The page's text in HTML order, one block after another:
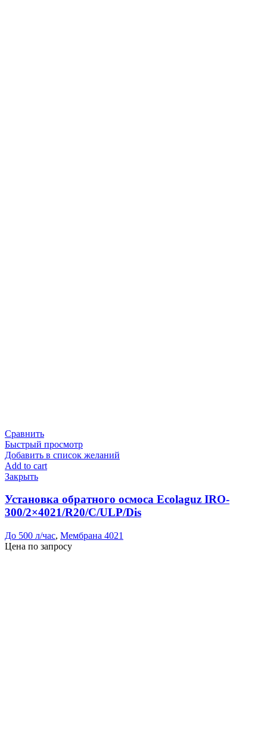
Сравнить
Быстрый просмотр
Добавить в список желаний
Add to cart
Закрыть
Установка обратного осмоса Ecolaguz IRO-
300/2×4021/R20/C/ULP/Dis
До 500 л/час, Мембрана 4021
Цена по запросу